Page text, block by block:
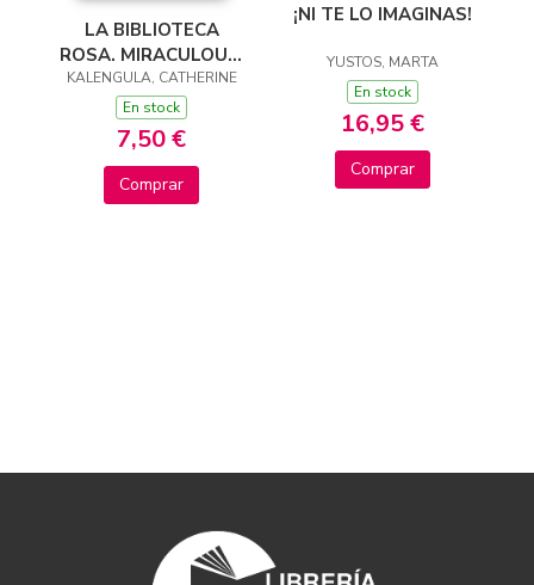
LA BIBLIOTECA
ROSA. MIRACULOUS,
4.HUELO
PROBLEMITAS
KALENGULA, CATHERINE
En stock
7,50 €
Comprar
¡NI TE LO IMAGINAS!
YUSTOS, MARTA
En stock
16,95 €
Comprar